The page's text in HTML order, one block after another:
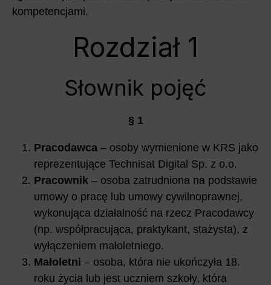
kompetencjami.
Rozdział 1
Słownik pojęć
§ 1
Pracodawca – osoby wymienione w KRS jako
reprezentujące Technisat Digital Sp. z o.o.
Pracownik – osoba zatrudniona na podstawie
umowy o pracę lub umowy cywilnoprawnej,
wykonująca działalność na rzecz Pracodawcy
(np. współpracująca, praktykant, stażysta), z
wyłączeniem małoletniego.
Małoletni – osoba, która nie ukończyła 18.
roku życia lub jest uczniem szkoły, która